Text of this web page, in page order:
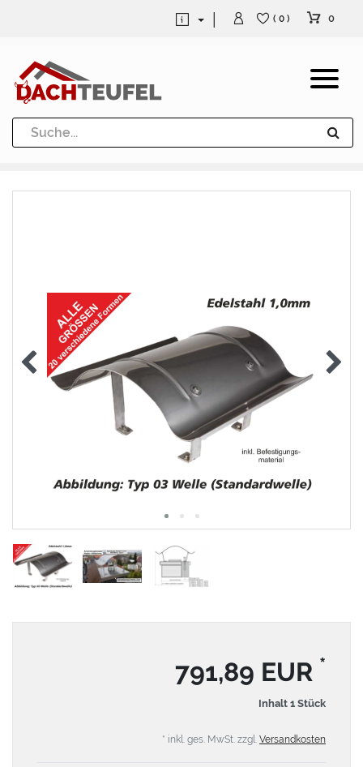
Dachrinne und Fallrohre
Werkzeuge und Löttechnik
( 0 ) 0
791,89 EUR *
Inhalt 1 Stück
* inkl. ges. MwSt. zzgl. Versandkosten